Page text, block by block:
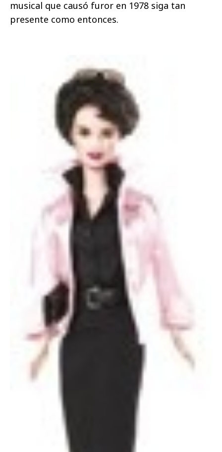
musical que causó furor en 1978 siga tan
presente como entonces.